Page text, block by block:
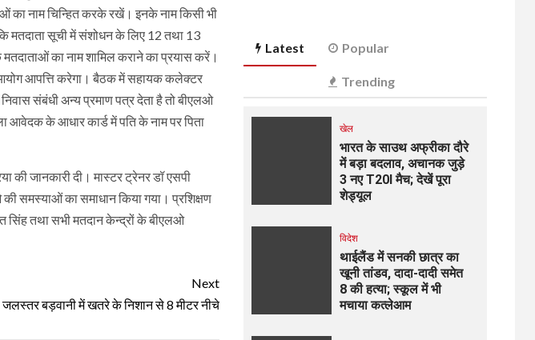
का नाम चिन्हित करके रखें। इनके नाम किसी भी
मतदाता सूची में संशोधन के लिए 12 तथा 13
का नाम शामिल कराने का प्रयास करें।
आयोग आपत्ति करेगा। बैठक में सहायक कलेक्टर
संबंधी अन्य प्रमाण पत्र देता है तो बीएलओ
आवेदक के आधार कार्ड में पति के नाम पर पिता
की जानकारी दी। मास्टर ट्रेनर डॉ एसपी
की समस्याओं का समाधान किया गया। प्रशिक्षण
सिंह तथा सभी मतदान केन्द्रों के बीएलओ
Next
जलस्तर बड़वानी में खतरे के निशान से 8 मीटर नीचे
Latest Popular
Trending
खेल
भारत के साउथ अफ्रीका दौरे
में बड़ा बदलाव, अचानक जुड़े
3 नए T20I मैच; देखें पूरा
शेड्यूल
विदेश
थाईलैंड में सनकी छात्र का
खूनी तांडव, दादा-दादी समेत
8 की हत्या; स्कूल में भी
मचाया कत्लेआम